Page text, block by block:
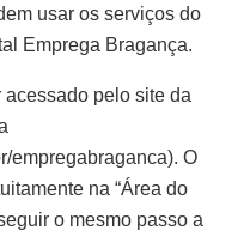
usar os serviços do
Emprega Bragança.
pelo site da
empregabraganca). O
na “Área do
o mesmo passo a